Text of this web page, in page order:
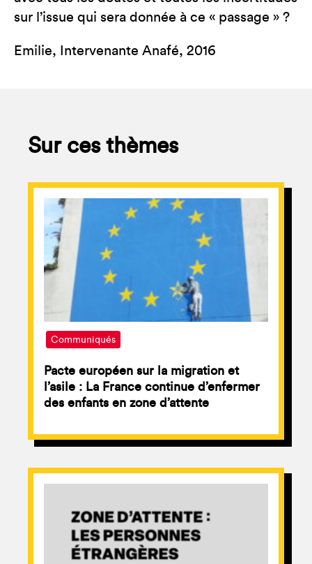
sur l’issue qui sera donnée à ce « passage » ?
Emilie, Intervenante Anafé, 2016
Sur ces thèmes
Communiqués
Pacte européen sur la migration et
l’asile : La France continue d’enfermer
des enfants en zone d’attente